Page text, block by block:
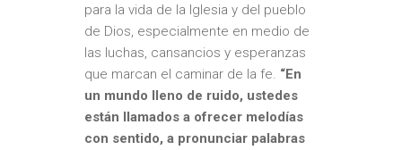
para la vida de la Iglesia y del pueblo
de Dios, especialmente en medio de
las luchas, cansancios y esperanzas
que marcan el caminar de la fe. “En
un mundo lleno de ruido, ustedes
están llamados a ofrecer melodías
con sentido, a pronunciar palabras